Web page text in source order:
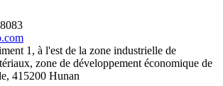
1, à l'est de la zone industrielle de
zone de développement économique de
415200 Hunan